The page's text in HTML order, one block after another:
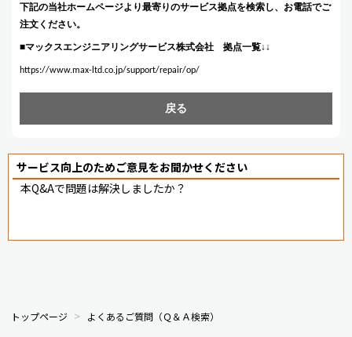
下記の当社ホームページより最寄りのサービス拠点を検索し、お電話でご
注文ください。
■マックスエンジニアリングサービス株式会社 拠点一覧↓↓
https://www.max-ltd.co.jp/support/repair/op/
戻る
サービス向上のためご意見をお聞かせください
本Q&Aで問題は解決しましたか？
トップページ よくあるご質問（Ｑ＆Ａ検索）